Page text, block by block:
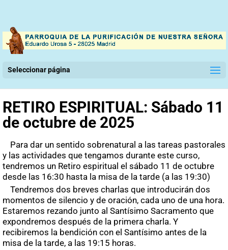
Seleccionar página
RETIRO ESPIRITUAL: Sábado 11
de octubre de 2025
Para dar un sentido sobrenatural a las tareas pastorales
y las actividades que tengamos durante este curso,
tendremos un Retiro espiritual el sábado 11 de octubre
desde las 16:30 hasta la misa de la tarde (a las 19:30)
Tendremos dos breves charlas que introducirán dos
momentos de silencio y de oración, cada uno de una hora.
Estaremos rezando junto al Santísimo Sacramento que
expondremos después de la primera charla. Y
recibiremos la bendición con el Santísimo antes de la
misa de la tarde, a las 19:15 horas.